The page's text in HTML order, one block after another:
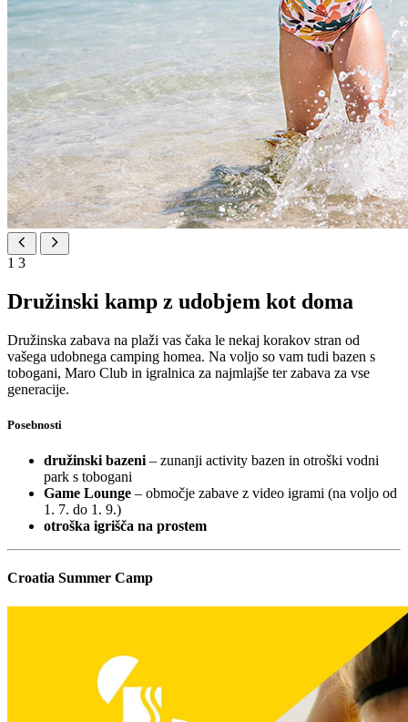
1 3
Družinski kamp z udobjem kot doma
Družinska zabava na plaži vas čaka le nekaj korakov stran od
vašega udobnega camping homea. Na voljo so vam tudi bazen s
tobogani, Maro Club in igralnica za najmlajše ter zabava za vse
generacije.
Posebnosti
družinski bazeni – zunanji activity bazen in otroški vodni
park s tobogani
Game Lounge – območje zabave z video igrami (na voljo od
1. 7. do 1. 9.)
otroška igrišča na prostem
Croatia Summer Camp